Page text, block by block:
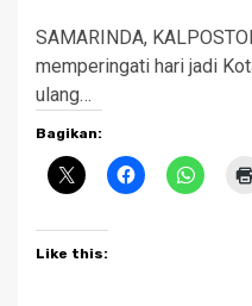
SAMARINDA,
memperingati hari jadi
ulang…
Bagikan:
Like this: